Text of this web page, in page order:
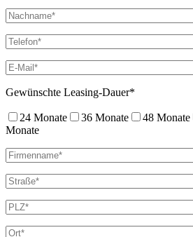
Gewünschte Leasing-Dauer*
24 Monate 36 Monate 48 Monate
Monate